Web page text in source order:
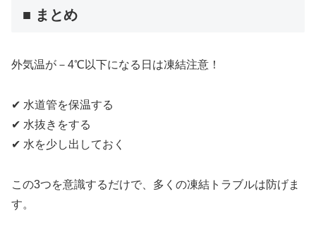
■ まとめ
外気温が－4℃以下になる日は凍結注意！
✔ 水道管を保温する
✔ 水抜きをする
✔ 水を少し出しておく
この3つを意識するだけで、多くの凍結トラブルは防げま
す。